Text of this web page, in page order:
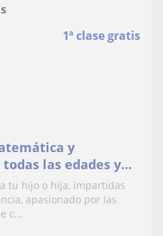
1ª clase gratis
y
las edades y
tu hijo o hija, impartidas
apasionado por las
c...